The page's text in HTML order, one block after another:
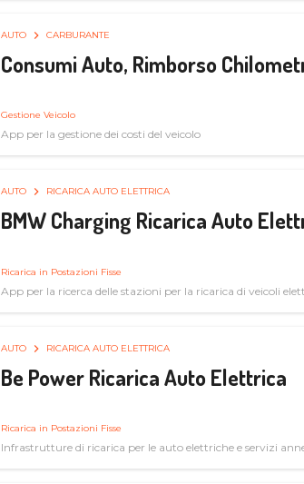
AUTO CARBURANTE
Consumi Auto, Rimborso
Gestione Veicolo
App per la gestione dei costi del veicolo
AUTO RICARICA AUTO ELETTRICA
BMW Charging Ricarica Auto
Ricarica in Postazioni Fisse
App per la ricerca delle stazioni per la ricarica di veicoli
AUTO RICARICA AUTO ELETTRICA
Be Power Ricarica Auto Elettrica
Ricarica in Postazioni Fisse
Infrastrutture di ricarica per le auto elettriche e servizi